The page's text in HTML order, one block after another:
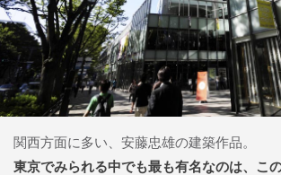
関西方面に多い、安藤忠雄の建築作品。
東京でみられる中でも最も有名なのは、こ